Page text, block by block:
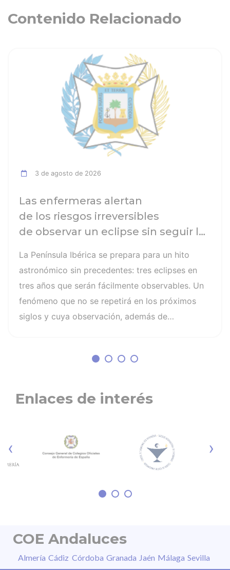
Contenido Relacionado
3 de agosto de 2026
Las enfermeras alertan
de los riesgos irreversibles
de observar un eclipse sin seguir las
solar es el mayor de los peligros
La Península Ibérica se prepara para un hito
astronómico sin precedentes: tres eclipses en
tres años que serán fácilmente observables. Un
fenómeno que no se repetirá en los próximos
siglos y cuya observación, además de
insuperable y una lesión irreversible. El mayor
retinopatía solar, una quemadura fotoquímica
fotoquímica de la retina, la pérdida parcial o
irreversible de la visión, distorsión de las
imágenes, daño permanente en segundos o
Enlaces de interés
‹ ›
COE Andaluces
Almería Cádiz Córdoba Granada Jaén Málaga Sevilla